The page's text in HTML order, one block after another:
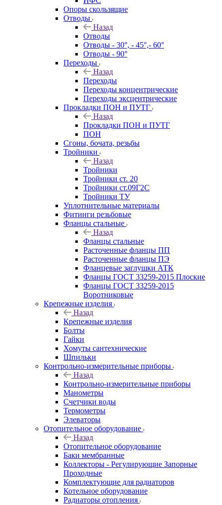
Опоры скользящие
Отводы
Назад
Отводы
Отводы - 30°, - 45°,- 60°
Отводы - 90°
Переходы
Назад
Переходы
Переходы концентрические
Переходы эксцентрические
Прокладки ПОН и ПУТГ
Назад
Прокладки ПОН и ПУТГ
ПОН
Сгоны, бочата, резьбы
Тройники
Назад
Тройники
Тройники ст. 20
Тройники ст.09Г2С
Тройники ТУ
Уплотнительные материалы
Фитинги резьбовые
Фланцы стальные
Назад
Фланцы стальные
Расточенные фланцы ПП
Расточенные фланцы ПЭ
Фланцевые заглушки АТК
Фланцы ГОСТ 33259-2015 Плоские
Фланцы ГОСТ 33259-2015
Воротниковые
Крепежные изделия
Назад
Крепежные изделия
Болты
Гайки
Хомуты сантехнические
Шпильки
Контрольно-измерительные приборы
Назад
Контрольно-измерительные приборы
Манометры
Счетчики воды
Термометры
Элеваторы
Отопительное оборудование
Назад
Отопительное оборудование
Баки мембранные
Коллекторы - Регулирующие Запорные
Проходные
Комплектующие для радиаторов
Котельное оборудование
Радиаторы отопления